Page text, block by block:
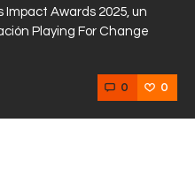
Awards 2025, un
Playing For Change
0 0